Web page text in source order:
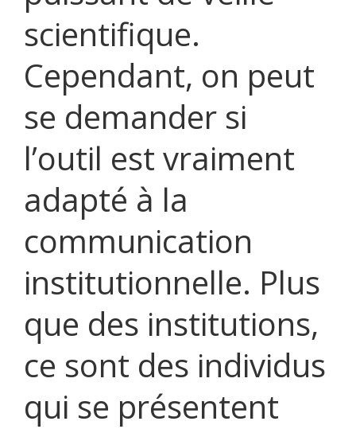
scientifique.
Cependant, on peut
se demander si
l’outil est vraiment
adapté à la
communication
institutionnelle. Plus
que des institutions,
ce sont des individus
qui se présentent